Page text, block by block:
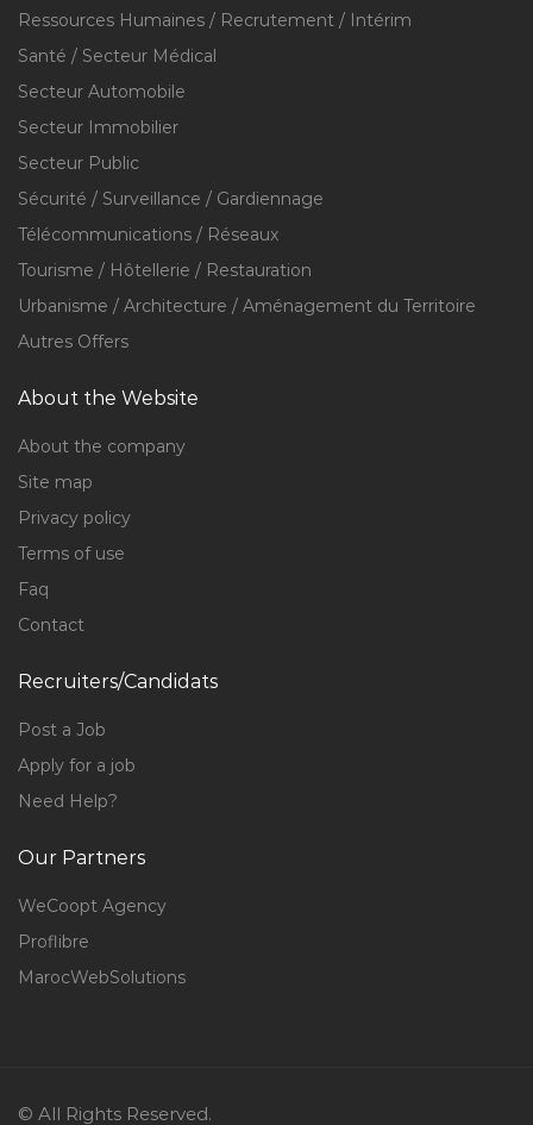
Ressources Humaines / Recrutement / Intérim
Santé / Secteur Médical
Secteur Automobile
Secteur Immobilier
Secteur Public
Sécurité / Surveillance / Gardiennage
Télécommunications / Réseaux
Tourisme / Hôtellerie / Restauration
Urbanisme / Architecture / Aménagement du Territoire
Autres Offers
About the Website
About the company
Site map
Privacy policy
Terms of use
Faq
Contact
Recruiters/Candidats
Post a Job
Apply for a job
Need Help?
Our Partners
WeCoopt Agency
Proflibre
MarocWebSolutions
© All Rights Reserved.